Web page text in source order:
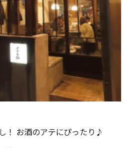
！ お酒のアテにぴったり♪